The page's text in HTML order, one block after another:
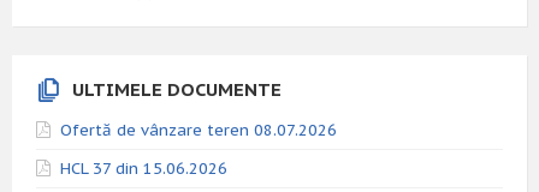
ULTIMELE DOCUMENTE
Ofertă de vânzare teren 08.07.2026
HCL 37 din 15.06.2026